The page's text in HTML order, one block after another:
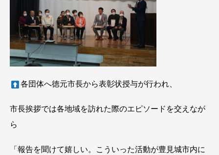
各団体へ徳元市長から表彰状授与が行われ、
市長挨拶では各地域を訪れた際のエピソードを交えなが
ら
「報告を聞けて嬉しい。こういった活動が豊見城市内に